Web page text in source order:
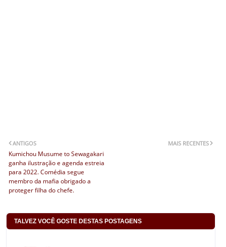
MAIS RECENTES
ANTIGOS
Kumichou Musume to Sewagakari
ganha ilustração e agenda estreia
para 2022. Comédia segue
membro da mafia obrigado a
proteger filha do chefe.
TALVEZ VOCÊ GOSTE DESTAS POSTAGENS